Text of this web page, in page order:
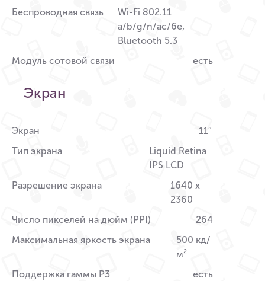
Беспроводная связь
Wi-Fi 802.11
a/b/g/n/ac/6e,
Bluetooth 5.3
Модуль сотовой связи
есть
Экран
Экран
11″
Тип экрана
Liquid Retina
IPS LCD
Разрешение экрана
1640 x
2360
Число пикселей на дюйм (PPI)
264
Максимальная яркость экрана
500 кд/
м²
Поддержка гаммы P3
есть